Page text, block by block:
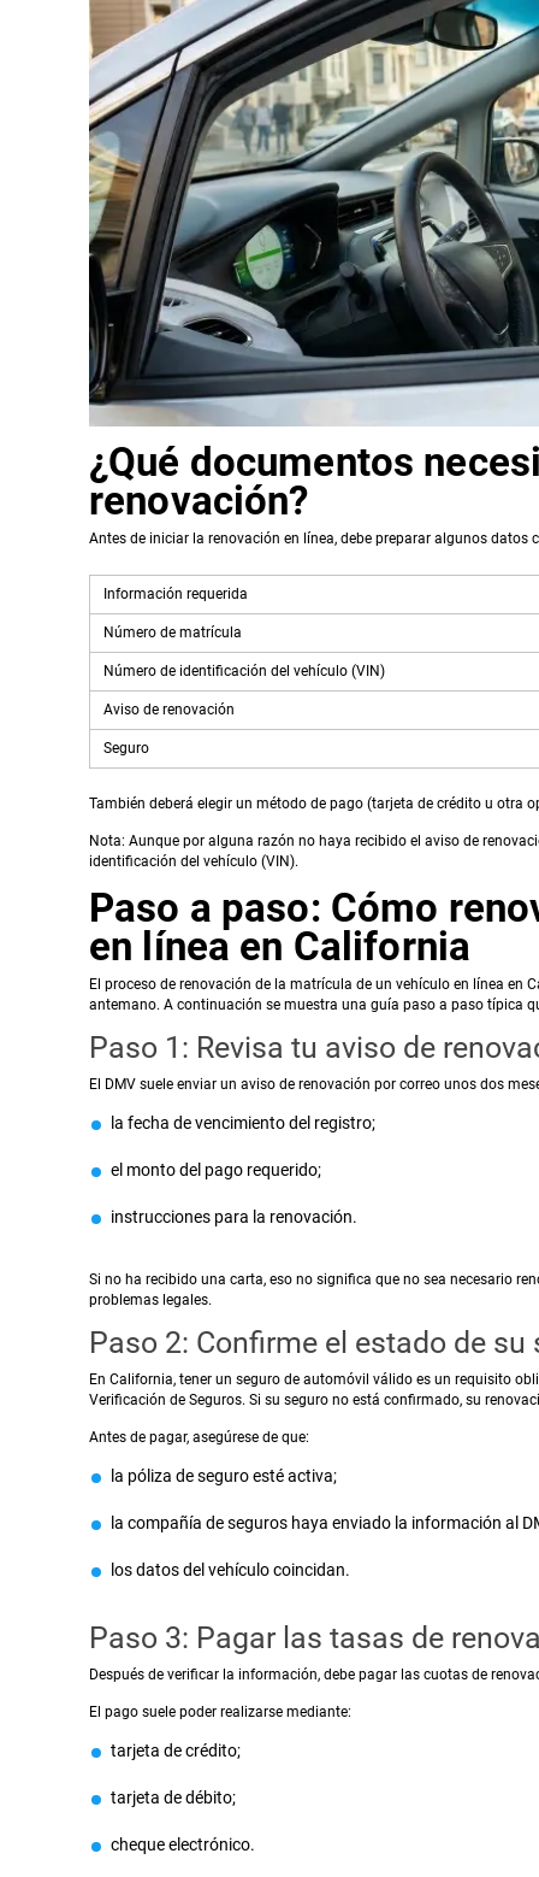
¿Qué documentos
renovación?
Antes de iniciar la renovación en línea, debe preparar algunos
Información requerida
Número de matrícula
Número de identificación del vehículo (VIN)
Aviso de renovación
Seguro
También deberá elegir un método de pago (tarjeta de crédito u otra
Nota: Aunque por alguna razón no haya recibido el aviso de
identificación del vehículo (VIN).
Paso a paso: Cómo
en línea en California
El proceso de renovación de la matrícula de un vehículo en línea
antemano. A continuación se muestra una guía paso a paso típica
Paso 1: Revisa tu aviso de
El DMV suele enviar un aviso de renovación por correo unos dos
la fecha de vencimiento del registro;
el monto del pago requerido;
instrucciones para la renovación.
Si no ha recibido una carta, eso no significa que no sea necesario
problemas legales.
Paso 2: Confirme el estado de su
En California, tener un seguro de automóvil válido es un requisito
Verificación de Seguros. Si su seguro no está confirmado, su
Antes de pagar, asegúrese de que:
la póliza de seguro esté activa;
la compañía de seguros haya enviado la información al
los datos del vehículo coincidan.
Paso 3: Pagar las tasas de
Después de verificar la información, debe pagar las cuotas de
El pago suele poder realizarse mediante:
tarjeta de crédito;
tarjeta de débito;
cheque electrónico.